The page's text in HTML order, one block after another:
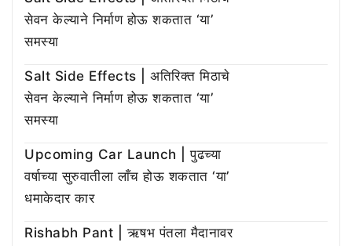
सेवन केल्याने निर्माण होऊ शकतात ‘या’
समस्या
Salt Side Effects | अतिरिक्त मिठाचे
सेवन केल्याने निर्माण होऊ शकतात ‘या’
समस्या
Upcoming Car Launch | पुढच्या
वर्षाच्या सुरुवातीला लाँच होऊ शकतात ‘या’
धमाकेदार कार
Rishabh Pant | ऋषभ पंतला मैदानावर